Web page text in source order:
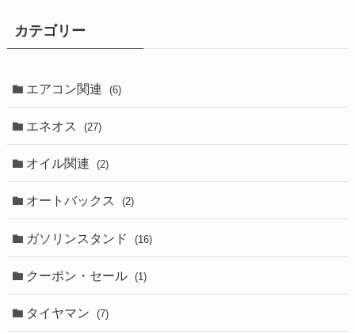
カテゴリー
エアコン関連 (6)
エネオス (27)
オイル関連 (2)
オートバックス (2)
ガソリンスタンド (16)
クーポン・セール (1)
タイヤマン (7)